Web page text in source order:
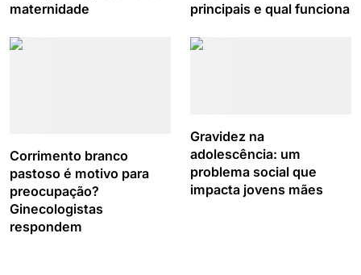
maternidade
Corrimento branco
pastoso é motivo para
preocupação?
Ginecologistas
respondem
principais e qual funciona
Gravidez na
adolescência: um
problema social que
impacta jovens mães